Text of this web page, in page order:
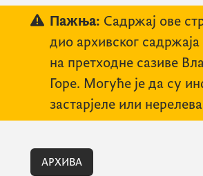
Пажња: Садржај ове
дио архивског
на претходне сазиве
Горе. Могуће је да су
застарјеле или
АРХИВА